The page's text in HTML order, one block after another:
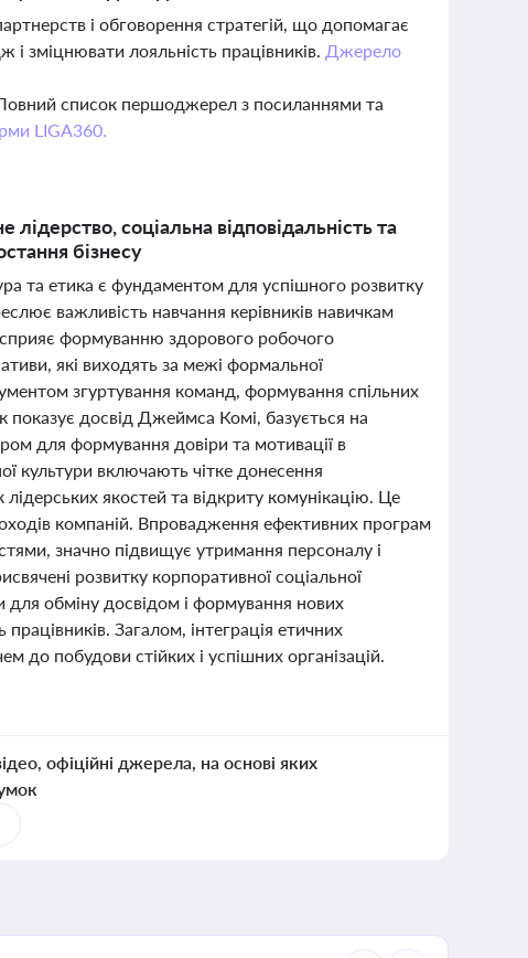
і обговорення стратегій, що допомагає
і зміцнювати лояльність працівників. Джерело
список першоджерел з посиланнями та
LIGA360.
соціальна відповідальність та
бізнесу
та етика є фундаментом для успішного розвитку
важливість навчання керівників навичкам
сприяє формуванню здорового робочого
які виходять за межі формальної
згуртування команд, формування спільних
показує досвід Джеймса Комі, базується на
для формування довіри та мотивації в
культури включають чітке донесення
якостей та відкриту комунікацію. Це
компаній. Впровадження ефективних програм
значно підвищує утримання персоналу і
розвитку корпоративної соціальної
для обміну досвідом і формування нових
Загалом, інтеграція етичних
до побудови стійких і успішних організацій.
офіційні джерела, на основі яких